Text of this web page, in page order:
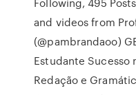
and videos from
(@pambrandaoo)
Estudante Sucesso
Redação e